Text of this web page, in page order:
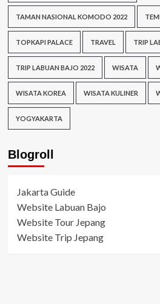
TAMAN NASIONAL KOMODO 2022
TOPKAPI PALACE TRAVEL TRIP
TRIP LABUAN BAJO 2022 WISATA
WISATA KOREA WISATA KULINER
YOGYAKARTA
Blogroll
Jakarta Guide
Website Labuan Bajo
Website Tour Jepang
Website Trip Jepang